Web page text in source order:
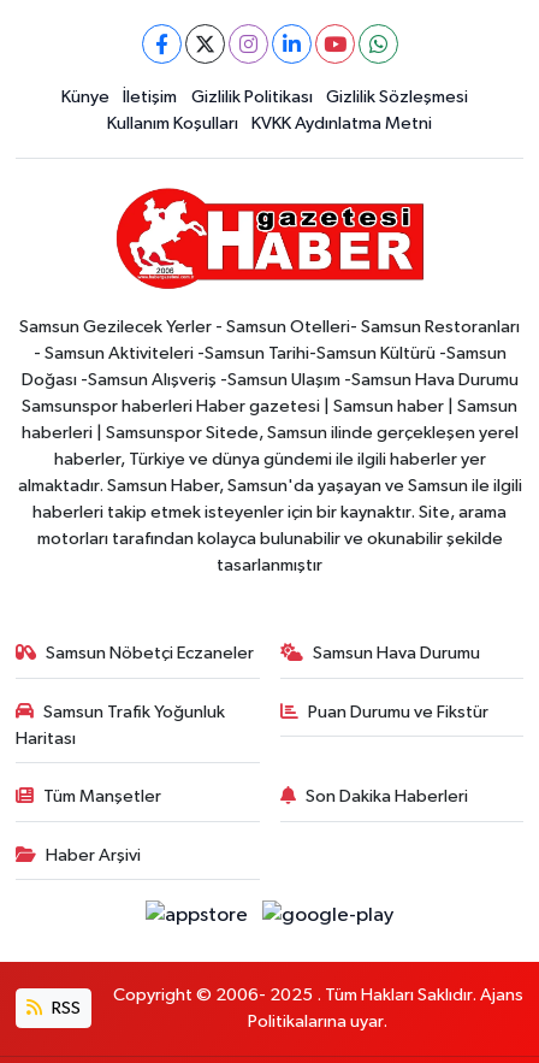
Künye İletişim Gizlilik Politikası
Gizlilik Sözleşmesi
Kullanım Koşulları
KVKK Aydınlatma Metni
Samsun Gezilecek Yerler - Samsun Otelleri- Samsun Restoranları
- Samsun Aktiviteleri -Samsun Tarihi-Samsun Kültürü -Samsun
Doğası -Samsun Alışveriş -Samsun Ulaşım -Samsun Hava Durumu
Samsunspor haberleri Haber gazetesi | Samsun haber | Samsun
haberleri | Samsunspor Sitede, Samsun ilinde gerçekleşen yerel
haberler, Türkiye ve dünya gündemi ile ilgili haberler yer
almaktadır. Samsun Haber, Samsun'da yaşayan ve Samsun ile ilgili
haberleri takip etmek isteyenler için bir kaynaktır. Site, arama
motorları tarafından kolayca bulunabilir ve okunabilir şekilde
tasarlanmıştır
Samsun Nöbetçi Eczaneler Samsun Hava Durumu
Samsun Trafik Yoğunluk
Haritası
Puan Durumu ve Fikstür
Tüm Manşetler Son Dakika Haberleri
Haber Arşivi
RSS
Copyright © 2006- 2025 . Tüm Hakları Saklıdır. Ajans
Politikalarına uyar.